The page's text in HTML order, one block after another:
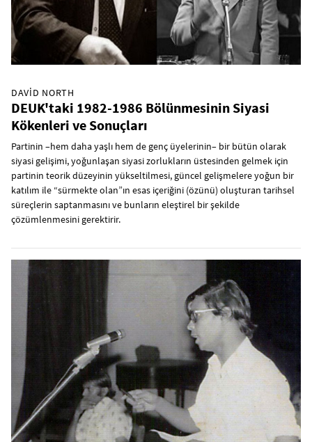
DAVID NORTH
DEUK'taki 1982-1986 Bölünmesinin Siyasi
Kökenleri ve Sonuçları
Partinin –hem daha yaşlı hem de genç üyelerinin– bir bütün olarak
siyasi gelişimi, yoğunlaşan siyasi zorlukların üstesinden gelmek için
partinin teorik düzeyinin yükseltilmesi, güncel gelişmelere yoğun bir
katılım ile “sürmekte olan”ın esas içeriğini (özünü) oluşturan tarihsel
süreçlerin saptanmasını ve bunların eleştirel bir şekilde
çözümlenmesini gerektirir.